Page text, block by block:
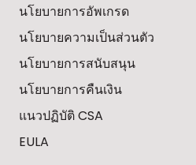
นโยบายการอัพเกรด
นโยบายความเป็นส่วนตัว
นโยบายการสนับสนุน
นโยบายการคืนเงิน
แนวปฏิบัติ CSA
EULA